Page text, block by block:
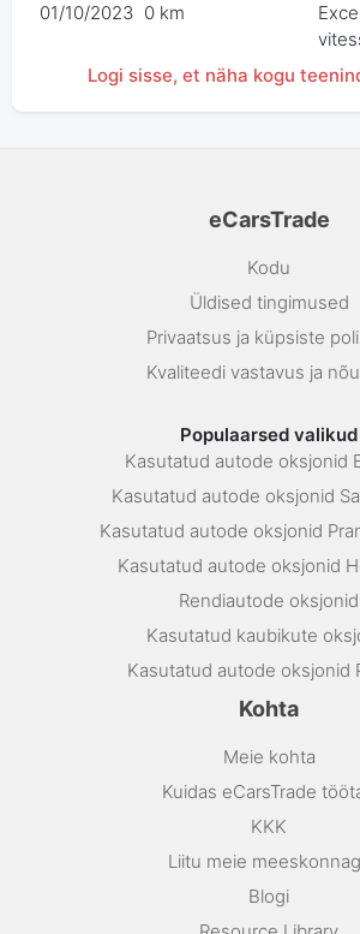
01/10/2023 0 km
Logi sisse, et näha kogu
eCarsTrade
Kodu
Üldised tingimused
Privaatsus ja küpsiste
Kvaliteedi vastavus ja
Populaarsed valikud
Kasutatud autode oksjonid
Kasutatud autode oksjonid
Kasutatud autode oksjonid
Kasutatud autode oksjonid
Rendiautode oksjonid
Kasutatud kaubikute
Kasutatud autode oksjonid
Kohta
Meie kohta
Kuidas eCarsTrade
KKK
Liitu meie
Blogi